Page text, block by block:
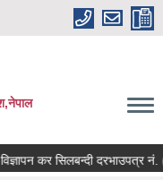
कर सिलबन्दी दरभाउपत्र नं.